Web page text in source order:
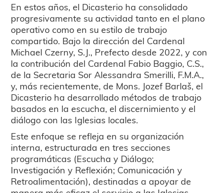
En estos años, el Dicasterio ha consolidado
progresivamente su actividad tanto en el plano
operativo como en su estilo de trabajo
compartido. Bajo la dirección del Cardenal
Michael Czerny, S.J., Prefecto desde 2022, y con
la contribución del Cardenal Fabio Baggio, C.S.,
de la Secretaria Sor Alessandra Smerilli, F.M.A.,
y, más recientemente, de Mons. Jozef Barlaš, el
Dicasterio ha desarrollado métodos de trabajo
basados en la escucha, el discernimiento y el
diálogo con las Iglesias locales.
Este enfoque se refleja en su organización
interna, estructurada en tres secciones
programáticas (Escucha y Diálogo;
Investigación y Reflexión; Comunicación y
Retroalimentación), destinadas a apoyar de